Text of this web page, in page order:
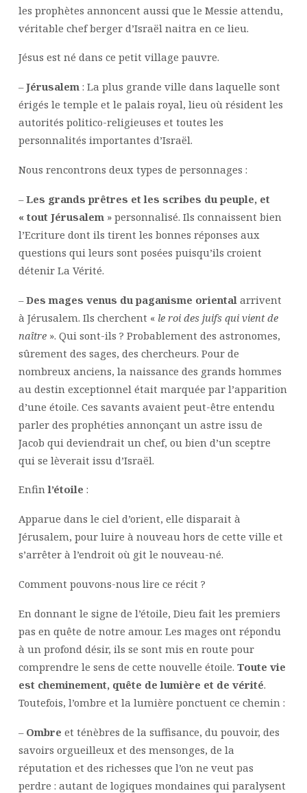
les prophètes annoncent aussi que le Messie attendu,
véritable chef berger d’Israël naitra en ce lieu.
Jésus est né dans ce petit village pauvre.
–Jérusalem: La plus grande ville dans laquelle sont
érigés le temple et le palais royal, lieu où résident les
autorités politico-religieuses et toutes les
personnalités importantes d’Israël.
Nous rencontrons deux types de personnages :
–Les grands prêtres et les scribes du peuple, et
« tout Jérusalem » personnalisé. Ils connaissent bien
l’Ecriture dont ils tirent les bonnes réponses aux
questions qui leurs sont posées puisqu’ils croient
détenir La Vérité.
–Des mages venus du paganisme oriental arrivent
à Jérusalem. Ils cherchent « le roi des juifs qui vient de
naître». Qui sont-ils ? Probablement des astronomes,
sûrement des sages, des chercheurs. Pour de
nombreux anciens, la naissance des grands hommes
au destin exceptionnel était marquée par l’apparition
d’une étoile. Ces savants avaient peut-être entendu
parler des prophéties annonçant un astre issu de
Jacob qui deviendrait un chef, ou bien d’un sceptre
qui se lèverait issu d’Israël.
Enfinl’étoile :
Apparue dans le ciel d’orient, elle disparait à
Jérusalem, pour luire à nouveau hors de cette ville et
s’arrêter à l’endroit où git le nouveau-né.
Comment pouvons-nous lire ce récit ?
En donnant le signe de l’étoile, Dieu fait les premiers
pas en quête de notre amour. Les mages ont répondu
à un profond désir, ils se sont mis en route pour
comprendre le sens de cette nouvelle étoile. Toute vie
est cheminement, quête de lumière et de vérité.
Toutefois, l’ombre et la lumière ponctuent ce chemin :
– Ombre et ténèbres de la suffisance, du pouvoir, des
savoirs orgueilleux et des mensonges, de la
réputation et des richesses que l’on ne veut pas
perdre : autant de logiques mondaines qui paralysent